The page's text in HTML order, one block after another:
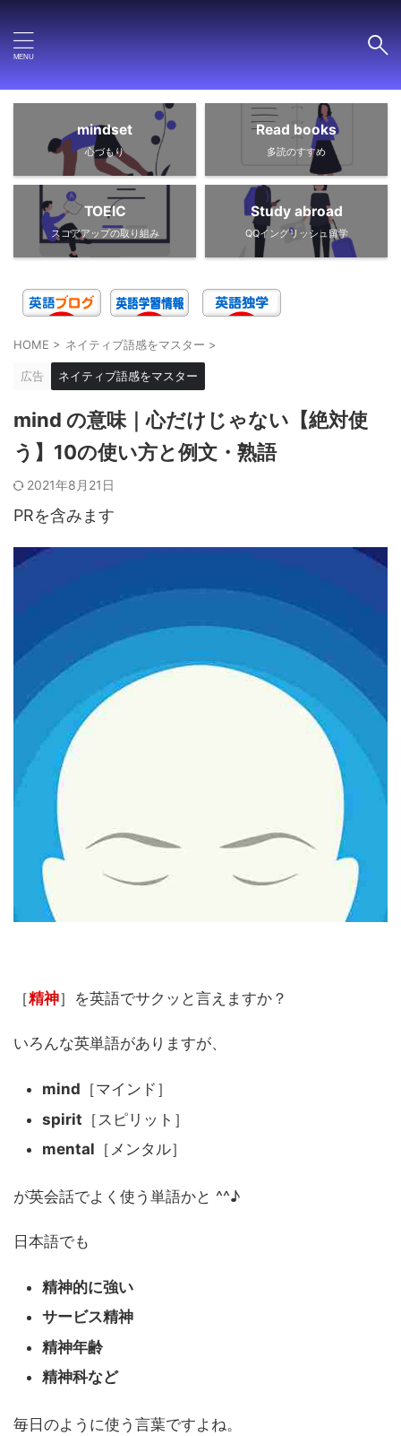
mindset
心づもり
Read books
多読のすすめ
TOEIC
スコアアップの取り組み
Study abroad
QQイングリッシュ留学
HOME > ネイティブ語感をマスター >
広告 ネイティブ語感をマスター
mind の意味｜心だけじゃない【絶対使
う】10の使い方と例文・熟語
2021年8月21日
PRを含みます
［精神］を英語でサクッと言えますか？
いろんな英単語がありますが、
mind ［マインド］
spirit ［スピリット］
mental ［メンタル］
が英会話でよく使う単語かと ^^♪
日本語でも
精神的に強い
サービス精神
精神年齢
精神科など
毎日のように使う言葉ですよね。